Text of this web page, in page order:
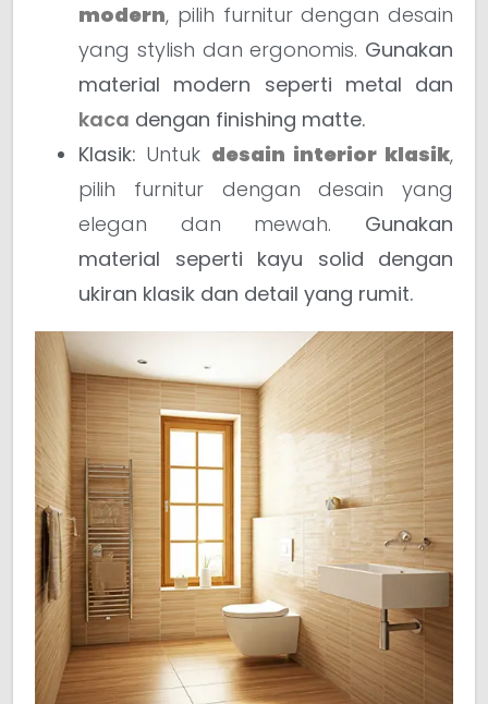
modern, pilih furnitur dengan desain
yang stylish dan ergonomis. Gunakan
material modern seperti metal dan
kaca dengan finishing matte.
Klasik: Untuk desain interior klasik,
pilih furnitur dengan desain yang
elegan dan mewah. Gunakan
material seperti kayu solid dengan
ukiran klasik dan detail yang rumit.